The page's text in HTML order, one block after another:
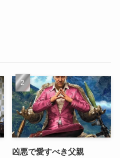
凶悪で愛すべき父親